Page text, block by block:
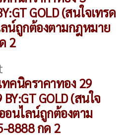
post:
ทคนิคราคาทอง 29
GOLD (สนใจ
อนไลน์ถูกต้องตาม
8888 กด 2
GOLD (สนใจเทรด
น์ถูกต้องตามกฎหมาย
2